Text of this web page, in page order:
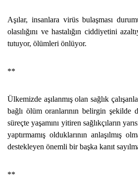
Aşılar, insanlara virüs bulaşması
olasılığını ve hastalığın ciddiyetini
tutuyor, ölümleri önlüyor.
**
Ülkemizde aşılanmış olan sağlık
bağlı ölüm oranlarının belirgin şekilde
süreçte yaşamını yitiren sağlıkçıların
yaptırmamış olduklarının anlaşılmış
destekleyen önemli bir başka kanıt
**